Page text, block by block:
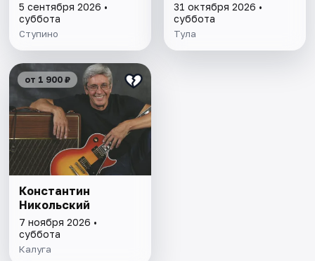
5 сентября 2026 •
суббота
Ступино
31 октября 2026 •
суббота
Тула
от 1 900 ₽
Константин
Никольский
7 ноября 2026 •
суббота
Калуга